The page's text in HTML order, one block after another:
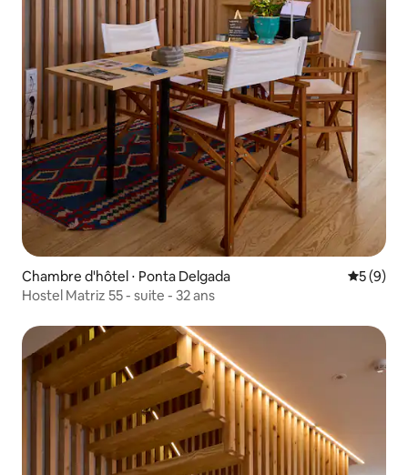
Chambre d'hôtel ⋅ Ponta Delgada
5 (9)
Hostel Matriz 55 - suite - 32 ans